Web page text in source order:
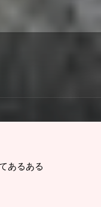
あるある